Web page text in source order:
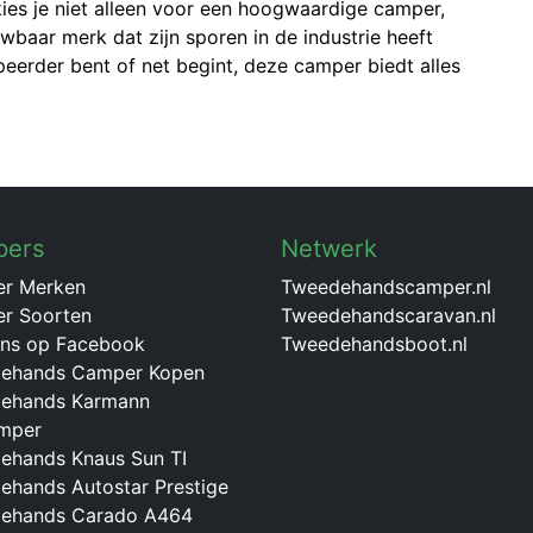
je niet alleen voor een hoogwaardige camper,
merk dat zijn sporen in de industrie heeft
bent of net begint, deze camper biedt alles
Merken
Soorten
op Facebook
Camper Kopen
Karmann
Knaus Sun TI
Autostar Prestige
Carado A464
Netwerk
Tweedehandscamper.nl
Tweedehandscaravan.nl
Tweedehandsboot.nl